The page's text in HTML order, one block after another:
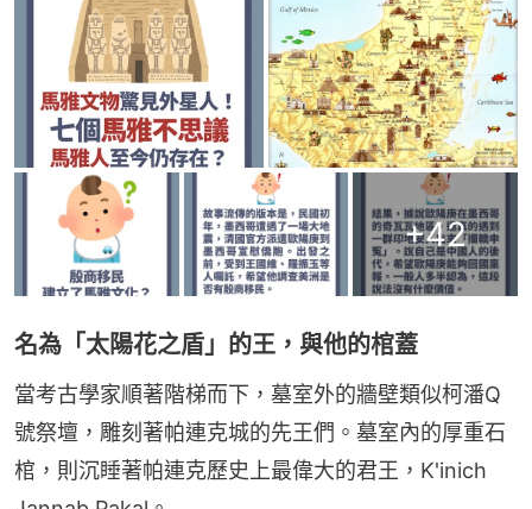
+42
名為「太陽花之盾」的王，與他的棺蓋
當考古學家順著階梯而下，墓室外的牆壁類似柯潘Q
號祭壇，雕刻著帕連克城的先王們。墓室內的厚重石
棺，則沉睡著帕連克歷史上最偉大的君王，K'inich